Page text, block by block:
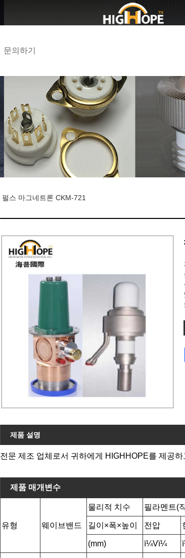
문의하기
펄스 마그네트론 CKM-721
제품 설명
전문 제조 업체로서 귀하에게 HIGHHOPE를 제공하
제품 매개변수
유형 웨이브밴드
물리적 치수 필라멘트(
길이×폭×높이 전압
(mm) ï¼Vï¼